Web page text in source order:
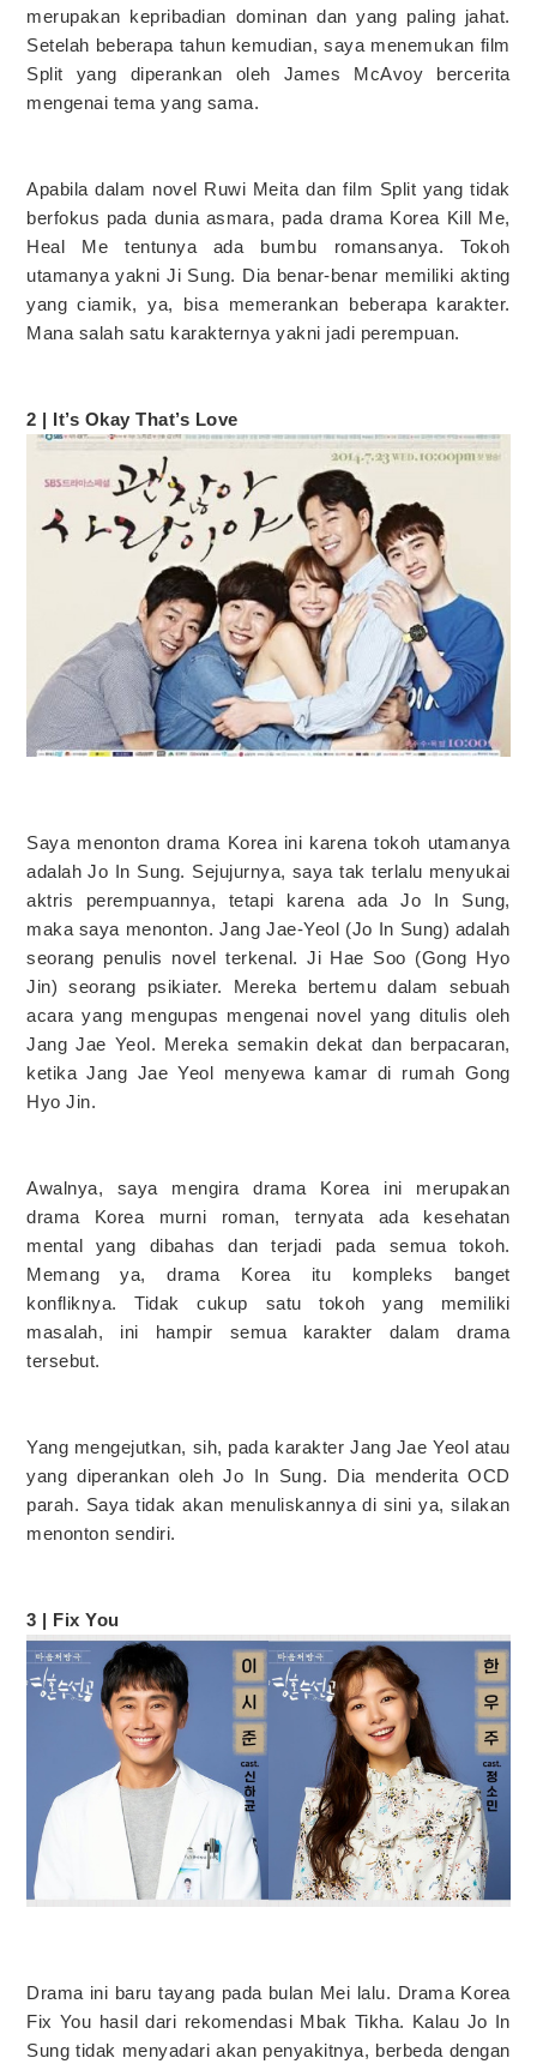
merupakan kepribadian dominan dan yang paling jahat.
Setelah beberapa tahun kemudian, saya menemukan film
Split yang diperankan oleh James McAvoy bercerita
mengenai tema yang sama.
Apabila dalam novel Ruwi Meita dan film Split yang tidak
berfokus pada dunia asmara, pada drama Korea Kill Me,
Heal Me tentunya ada bumbu romansanya. Tokoh
utamanya yakni Ji Sung. Dia benar-benar memiliki akting
yang ciamik, ya, bisa memerankan beberapa karakter.
Mana salah satu karakternya yakni jadi perempuan.
2 | It’s Okay That’s Love
Saya menonton drama Korea ini karena tokoh utamanya
adalah Jo In Sung. Sejujurnya, saya tak terlalu menyukai
aktris perempuannya, tetapi karena ada Jo In Sung,
maka saya menonton. Jang Jae-Yeol (Jo In Sung) adalah
seorang penulis novel terkenal. Ji Hae Soo (Gong Hyo
Jin) seorang psikiater. Mereka bertemu dalam sebuah
acara yang mengupas mengenai novel yang ditulis oleh
Jang Jae Yeol. Mereka semakin dekat dan berpacaran,
ketika Jang Jae Yeol menyewa kamar di rumah Gong
Hyo Jin.
Awalnya, saya mengira drama Korea ini merupakan
drama Korea murni roman, ternyata ada kesehatan
mental yang dibahas dan terjadi pada semua tokoh.
Memang ya, drama Korea itu kompleks banget
konfliknya. Tidak cukup satu tokoh yang memiliki
masalah, ini hampir semua karakter dalam drama
tersebut.
Yang mengejutkan, sih, pada karakter Jang Jae Yeol atau
yang diperankan oleh Jo In Sung. Dia menderita OCD
parah. Saya tidak akan menuliskannya di sini ya, silakan
menonton sendiri.
3 | Fix You
Drama ini baru tayang pada bulan Mei lalu. Drama Korea
Fix You hasil dari rekomendasi Mbak Tikha. Kalau Jo In
Sung tidak menyadari akan penyakitnya, berbeda dengan